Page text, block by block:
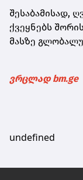
შესაბამისად,
ქვეყნებს
მასზე
ვრცლად bm.ge
undefined